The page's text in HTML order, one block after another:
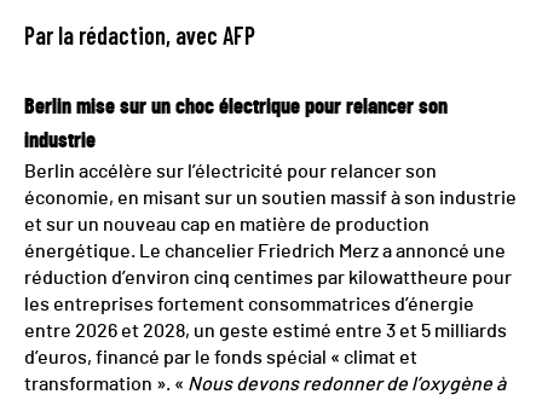
Par la rédaction, avec AFP
Berlin mise sur un choc électrique pour relancer son
industrie
Berlin accélère sur l’électricité pour relancer son
économie, en misant sur un soutien massif à son industrie
et sur un nouveau cap en matière de production
énergétique. Le chancelier Friedrich Merz a annoncé une
réduction d’environ cinq centimes par kilowattheure pour
les entreprises fortement consommatrices d’énergie
entre 2026 et 2028, un geste estimé entre 3 et 5 milliards
d’euros, financé par le fonds spécial « climat et
transformation ». « Nous devons redonner de l’oxygène à